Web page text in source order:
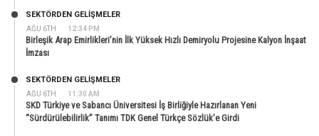
AĞU 6TH 12:34 PM
SEKTÖRDEN GELIŞMELER
Birleşik Arap Emirlikleri’nin İlk Yüksek Hızlı Demiryolu Projesine Kalyon İnşaat
İmzası
AĞU 6TH 11:30 AM
SEKTÖRDEN GELIŞMELER
SKD Türkiye ve Sabancı Üniversitesi İş Birliğiyle Hazırlanan Yeni
“Sürdürülebilirlik” Tanımı TDK Genel Türkçe Sözlük’e Girdi